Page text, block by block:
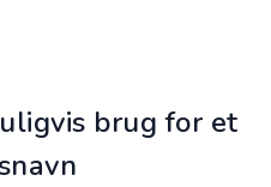
brug for et